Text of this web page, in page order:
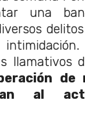
una
llamativos
de
al